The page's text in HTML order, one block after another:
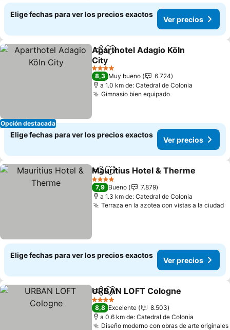
Elige fechas para ver los precios exactos
Ver precios
Opción destacada
CompartirAgregar a favoritos
Aparthotel Adagio Köln
City
4 Estrellas
8,3 Muy bueno
6.724
a 1.0 km de: Catedral de Colonia
Gimnasio bien equipado
Elige fechas para ver los precios exactos
Ver precios
CompartirAgregar a favoritos
Mauritius Hotel & Therme
4 Estrellas
7,9 Bueno
7.879
a 1.3 km de: Catedral de Colonia
Terraza en la azotea con vistas a la ciudad
Elige fechas para ver los precios exactos
Ver precios
CompartirAgregar a favoritos
URBAN LOFT Cologne
4 Estrellas
8,8 Excelente
8.503
a 0.6 km de: Catedral de Colonia
Diseño moderno con obras de arte originales